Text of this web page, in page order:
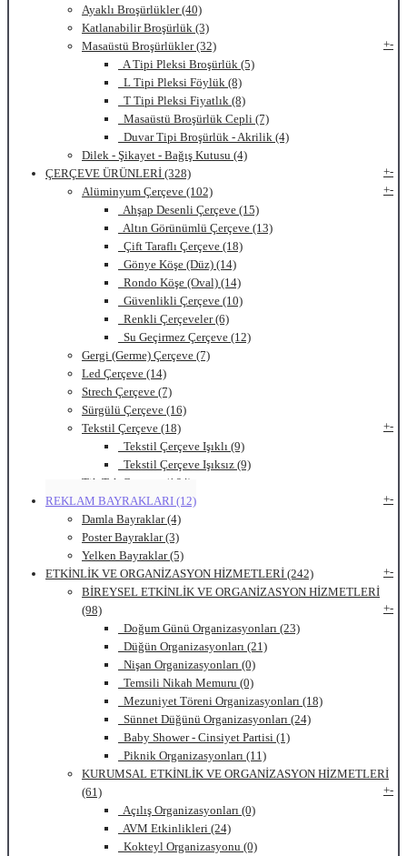
Ayaklı Broşürlükler (40)
Katlanabilir Broşürlük (3)
Masaüstü Broşürlükler (32)
+-
A Tipi Pleksi Broşürlük (5)
L Tipi Pleksi Föylük (8)
T Tipi Pleksi Fiyatlık (8)
Masaüstü Broşürlük Cepli (7)
Duvar Tipi Broşürlük - Akrilik (4)
Dilek - Şikayet - Bağış Kutusu (4)
ÇERÇEVE ÜRÜNLERİ (328)
+-
Alüminyum Çerçeve (102)
+-
Ahşap Desenli Çerçeve (15)
Altın Görünümlü Çerçeve (13)
Çift Taraflı Çerçeve (18)
Gönye Köşe (Düz) (14)
Rondo Köşe (Oval) (14)
Güvenlikli Çerçeve (10)
Renkli Çerçeveler (6)
Su Geçirmez Çerçeve (12)
Gergi (Germe) Çerçeve (7)
Led Çerçeve (14)
Strech Çerçeve (7)
Sürgülü Çerçeve (16)
Tekstil Çerçeve (18)
+-
Tekstil Çerçeve Işıklı (9)
Tekstil Çerçeve Işıksız (9)
Tik Tak Çerçeve (164)
REKLAM BAYRAKLARI (12)
+-
Damla Bayraklar (4)
Poster Bayraklar (3)
Yelken Bayraklar (5)
ETKİNLİK VE ORGANİZASYON HİZMETLERİ (242)
+-
BİREYSEL ETKİNLİK VE ORGANİZASYON HİZMETLERİ
(98)
+-
Doğum Günü Organizasyonları (23)
Düğün Organizasyonları (21)
Nişan Organizasyonları (0)
Temsili Nikah Memuru (0)
Mezuniyet Töreni Organizasyonları (18)
Sünnet Düğünü Organizasyonları (24)
Baby Shower - Cinsiyet Partisi (1)
Piknik Organizasyonları (11)
KURUMSAL ETKİNLİK VE ORGANİZASYON HİZMETLERİ
(61)
+-
Açılış Organizasyonları (0)
AVM Etkinlikleri (24)
Kokteyl Organizasyonu (0)